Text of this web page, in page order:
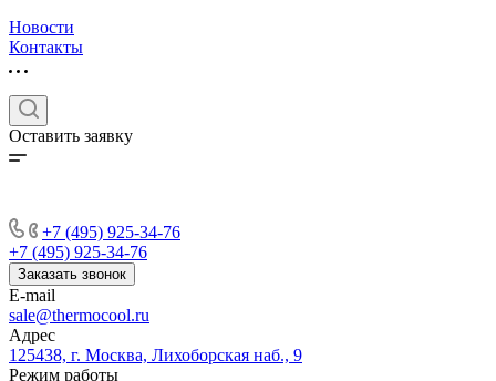
Новости
Контакты
Оставить заявку
+7 (495) 925-34-76
+7 (495) 925-34-76
Заказать звонок
E-mail
sale@thermocool.ru
Адрес
125438, г. Москва, Лихоборская наб., 9
Режим работы